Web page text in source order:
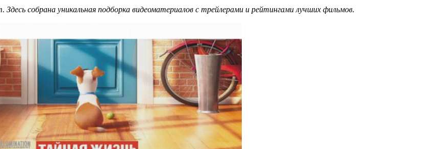
собрана уникальная подборка видеоматериалов с трейлерами и рейтингами лучших фильмов.